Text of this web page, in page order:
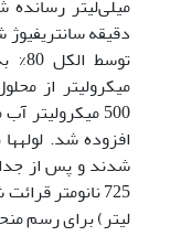
دقیقه
شدند و پس از
725 نانومتر
لیتر) برای رسم